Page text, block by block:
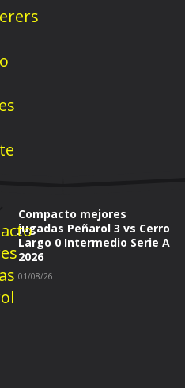
Compacto mejores
jugadas Peñarol 3 vs Cerro
Largo 0 Intermedio Serie A
2026
01/08/26